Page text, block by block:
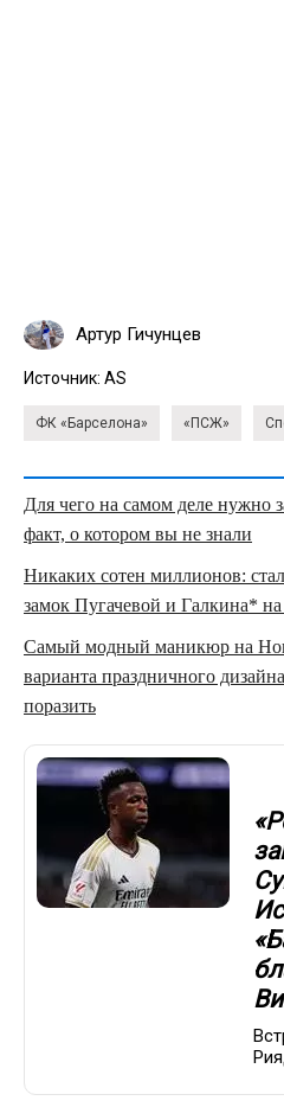
Артур Гичунцев
Источник: AS
ФК «Барселона» «ПСЖ»
Для чего на самом деле нужно
факт, о котором вы не знали
Никаких сотен миллионов:
замок Пугачевой и Галкина*
Самый модный маникюр на
варианта праздничного
поразить